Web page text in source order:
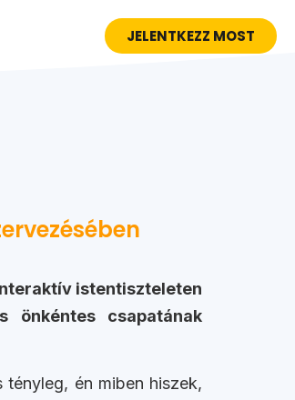
JELENTKEZZ MOST
istentiszteleten
csapatának
én miben hiszek,